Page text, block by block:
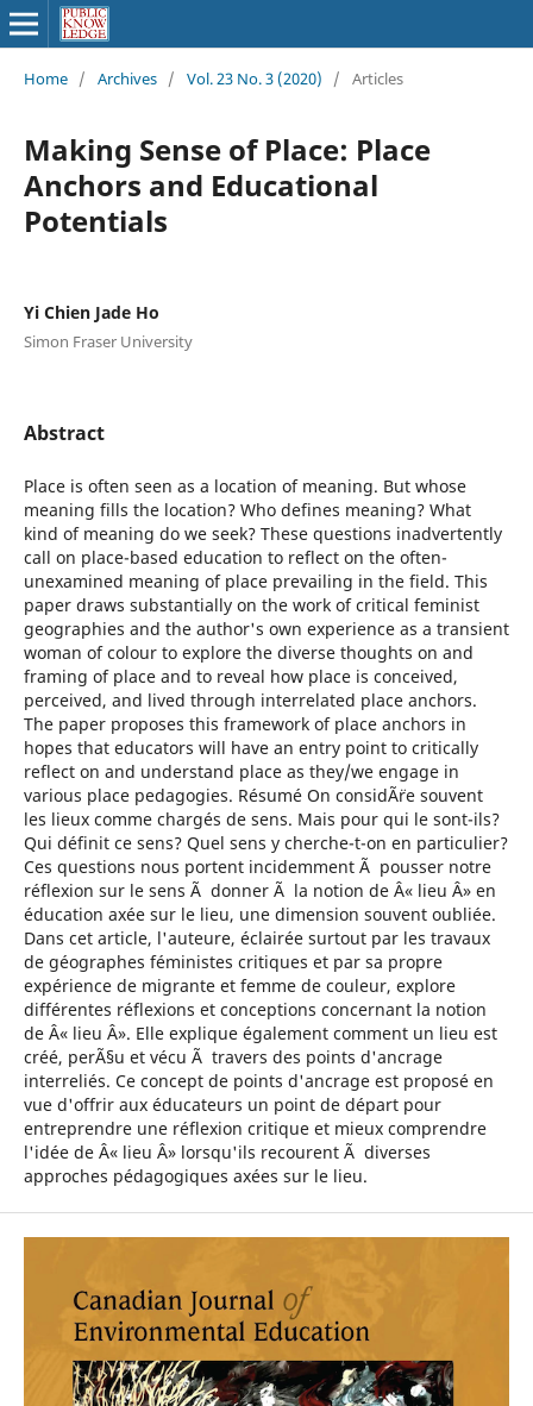
Home / Archives / Vol. 23 No. 3 (2020) / Articles
Making Sense of Place: Place
Anchors and Educational
Potentials
Yi Chien Jade Ho
Simon Fraser University
Abstract
Place is often seen as a location of meaning. But whose
meaning fills the location? Who defines meaning? What
kind of meaning do we seek? These questions inadvertently
call on place-based education to reflect on the often-
unexamined meaning of place prevailing in the field. This
paper draws substantially on the work of critical feminist
geographies and the author's own experience as a transient
woman of colour to explore the diverse thoughts on and
framing of place and to reveal how place is conceived,
perceived, and lived through interrelated place anchors.
The paper proposes this framework of place anchors in
hopes that educators will have an entry point to critically
reflect on and understand place as they/we engage in
various place pedagogies. Résumé On considÃ¨re souvent
les lieux comme chargés de sens. Mais pour qui le sont-ils?
Qui définit ce sens? Quel sens y cherche-t-on en particulier?
Ces questions nous portent incidemment Ã pousser notre
réflexion sur le sens Ã donner Ã la notion de Â« lieu Â» en
éducation axée sur le lieu, une dimension souvent oubliée.
Dans cet article, l'auteure, éclairée surtout par les travaux
de géographes féministes critiques et par sa propre
expérience de migrante et femme de couleur, explore
différentes réflexions et conceptions concernant la notion
de Â« lieu Â». Elle explique également comment un lieu est
créé, perÃ§u et vécu Ã travers des points d'ancrage
interreliés. Ce concept de points d'ancrage est proposé en
vue d'offrir aux éducateurs un point de départ pour
entreprendre une réflexion critique et mieux comprendre
l'idée de Â« lieu Â» lorsqu'ils recourent Ã diverses
approches pédagogiques axées sur le lieu.